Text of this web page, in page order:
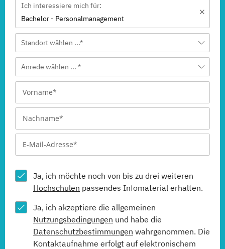
Ich interessiere mich für:
Bachelor - Personalmanagement
Standort wählen ...*
Anrede wählen ... *
Ja, ich möchte noch von bis zu drei weiteren
Hochschulen passendes Infomaterial erhalten.
Ja, ich akzeptiere die allgemeinen
Nutzungsbedingungen und habe die
Datenschutzbestimmungen wahrgenommen. Die
Kontaktaufnahme erfolgt auf elektronischem